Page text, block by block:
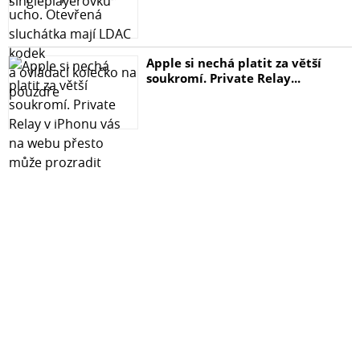
nezanechává žádné stopy Sada obsahuje: 1 x Fenix UV
sklo 1 x UV lampa (bez kabelu typu C) 1 x tuba s lepidlem
1 x instalační sada Xiaomi Mi Note 10
Apple si nechá platit za větší
soukromí. Private Relay...